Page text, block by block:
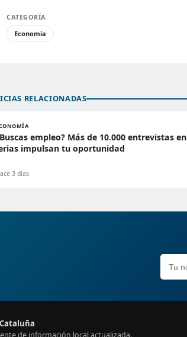
CATEGORÍA
Economía
RELACIONADAS
empleo? Más de 10.000 entrevistas en
impulsan tu oportunidad
3 días